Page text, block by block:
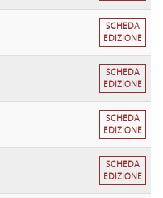
SCHEDA
EDIZIONE
SCHEDA
EDIZIONE
SCHEDA
EDIZIONE
SCHEDA
EDIZIONE